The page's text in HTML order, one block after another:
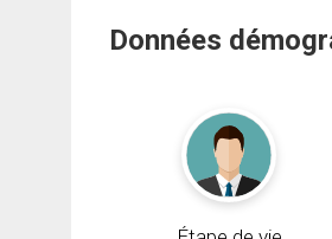
Données